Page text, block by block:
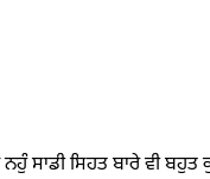
ਨਹੁੰ ਸਾਡੀ ਸਿਹਤ ਬਾਰੇ ਵੀ